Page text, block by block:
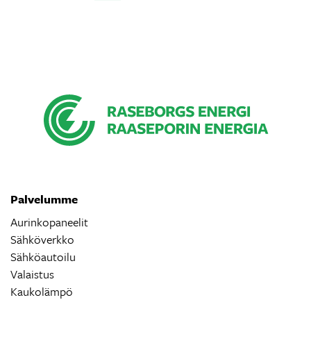
Palvelumme
Aurinkopaneelit
Sähköverkko
Sähköautoilu
Valaistus
Kaukolämpö